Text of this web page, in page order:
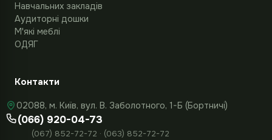
Навчальних закладів
Аудиторні дошки
М'які меблі
ОДЯГ
Контакти
02088, м. Київ, вул. В. Заболотного, 1-Б (Бортничі)
(066) 920-04-73
(067) 852-72-72 · (063) 852-72-72